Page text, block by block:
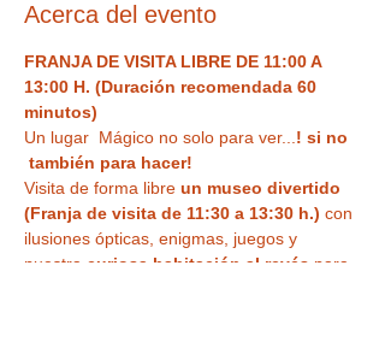
Acerca del evento
FRANJA DE VISITA LIBRE DE 11:00 A
13:00 H. (Duración recomendada 60
minutos)
Un lugar  Mágico no solo para ver... ! si no
también para hacer!
Visita de forma libre un museo divertido
(Franja de visita de 11:30 a 13:30 h.) con
ilusiones ópticas, enigmas, juegos y
nuestra curiosa habitación al revés para